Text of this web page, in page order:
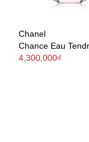
Chanel
Chance Eau
4,300,000₫